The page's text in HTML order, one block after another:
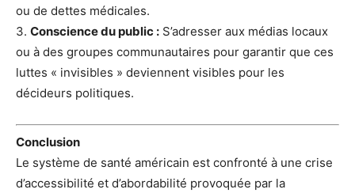
ou de dettes médicales.
3. Conscience du public : S’adresser aux médias locaux
ou à des groupes communautaires pour garantir que ces
luttes « invisibles » deviennent visibles pour les
décideurs politiques.
Conclusion
Le système de santé américain est confronté à une crise
d’accessibilité et d’abordabilité provoquée par la